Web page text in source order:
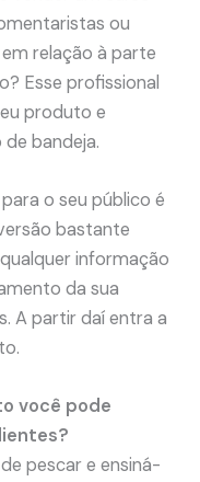
ou
relação à parte
Esse profissional
produto e
bandeja.
o seu público é
bastante
informação
da sua
A partir daí entra a
você pode
pescar e ensiná-